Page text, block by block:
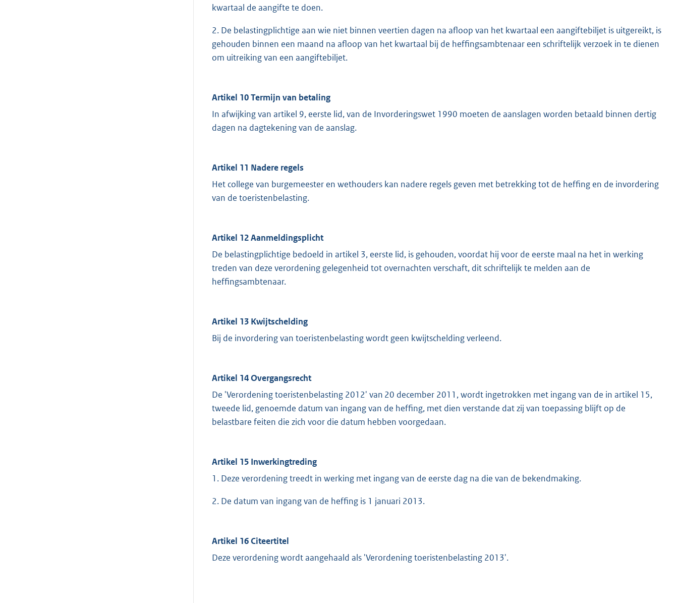
kwartaal de aangifte te doen.
2. De belastingplichtige aan wie niet binnen veertien dagen na afloop van het kwartaal een aangiftebiljet is uitgereikt, is
gehouden binnen een maand na afloop van het kwartaal bij de heffingsambtenaar een schriftelijk verzoek in te dienen
om uitreiking van een aangiftebiljet.
Artikel 10 Termijn van betaling
In afwijking van artikel 9, eerste lid, van de Invorderingswet 1990 moeten de aanslagen worden betaald binnen dertig
dagen na dagtekening van de aanslag.
Artikel 11 Nadere regels
Het college van burgemeester en wethouders kan nadere regels geven met betrekking tot de heffing en de invordering
van de toeristenbelasting.
Artikel 12 Aanmeldingsplicht
De belastingplichtige bedoeld in artikel 3, eerste lid, is gehouden, voordat hij voor de eerste maal na het in werking
treden van deze verordening gelegenheid tot overnachten verschaft, dit schriftelijk te melden aan de
heffingsambtenaar.
Artikel 13 Kwijtschelding
Bij de invordering van toeristenbelasting wordt geen kwijtschelding verleend.
Artikel 14 Overgangsrecht
De 'Verordening toeristenbelasting 2012' van 20 december 2011, wordt ingetrokken met ingang van de in artikel 15,
tweede lid, genoemde datum van ingang van de heffing, met dien verstande dat zij van toepassing blijft op de
belastbare feiten die zich voor die datum hebben voorgedaan.
Artikel 15 Inwerkingtreding
1. Deze verordening treedt in werking met ingang van de eerste dag na die van de bekendmaking.
2. De datum van ingang van de heffing is 1 januari 2013.
Artikel 16 Citeertitel
Deze verordening wordt aangehaald als 'Verordening toeristenbelasting 2013'.